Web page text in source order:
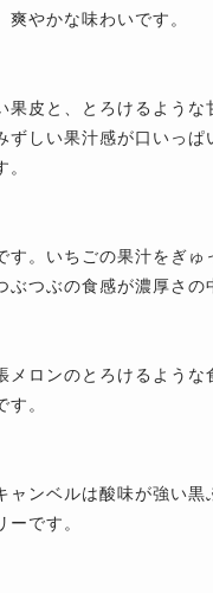
やかな味わいです。
皮と、とろけるよう
しい果汁感が口いっぱ
。いちごの果汁をぎ
つぶの食感が濃厚さの
ロンのとろけるよう
。
ンベルは酸味が強い
です。